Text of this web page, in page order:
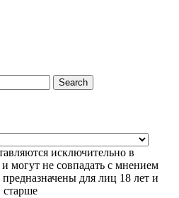
Search
исключительно в
могут не совпадать с мнением
для лиц 18 лет и
старше